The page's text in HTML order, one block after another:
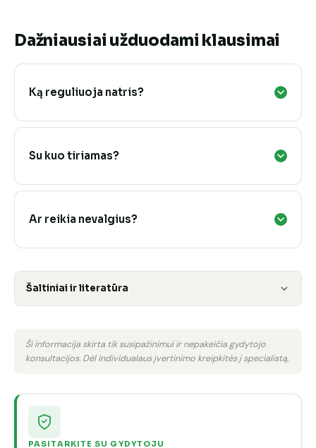
Dažniausiai užduodami klausimai
Ką reguliuoja natris?
Su kuo tiriamas?
Ar reikia nevalgius?
Šaltiniai ir literatūra
Ši informacija skirta tik susipažinimui ir nepakeičia gydytojo
konsultacijos. Dėl individualaus įvertinimo kreipkitės į specialistą.
PASITARKITE SU GYDYTOJU